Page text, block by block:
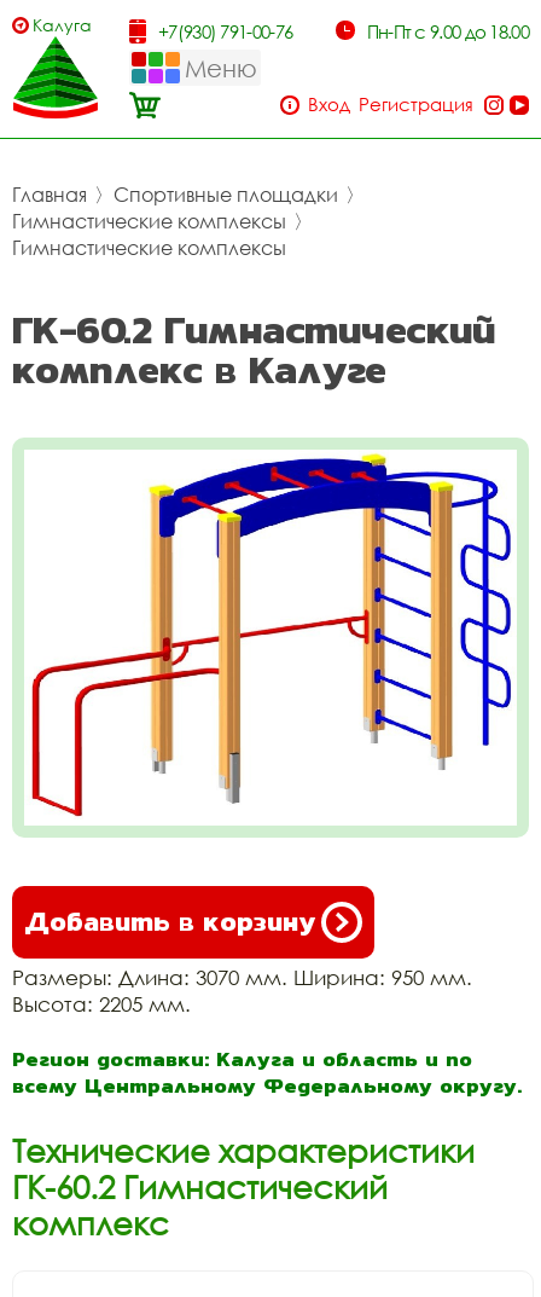
Калуга +7(930) 791-00-76 Пн-Пт с 9.00 до 18.00
Меню
Вход Регистрация
Главная 〉 Спортивные площадки 〉
Гимнастические комплексы 〉
Гимнастические комплексы
ГК-60.2 Гимнастический
комплекс в Калуге
Добавить в корзину
Размеры: Длина: 3070 мм. Ширина: 950 мм.
Высота: 2205 мм.
Регион доставки: Калуга и область и по
всему Центральному Федеральному округу.
Технические характеристики
ГК-60.2 Гимнастический
комплекс